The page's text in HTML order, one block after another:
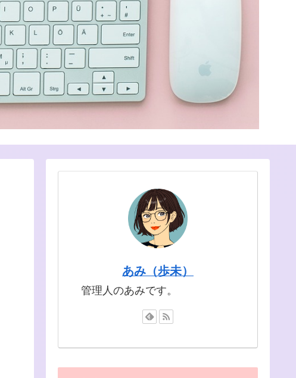
あみ（歩未）
管理人のあみです。